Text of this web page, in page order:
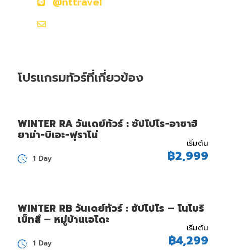
โปรแกรมทัวร์ที่เกี่ยวข้อง
WINTER RA วันเดย์ทัวร์ : ซัปโปโร-อาซาฮิ
ยาม่า-บิเอะ-ฟุราโน่
เริ่มต้น
฿2,999
1 Day
WINTER RB วันเดย์ทัวร์ : ซัปโปโร – โนโบริ
เบ็ทสึ – หมู่บ้านเอโดะ
เริ่มต้น
฿4,299
1 Day